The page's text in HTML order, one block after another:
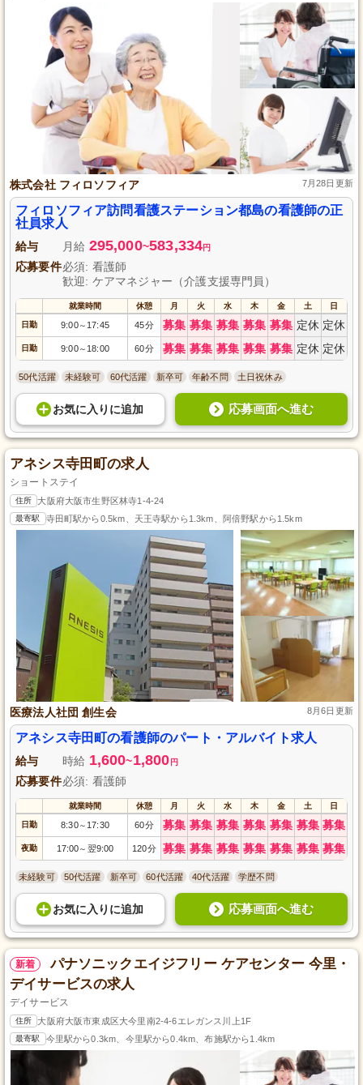
株式会社 フィロソフィア 7月28日更新
フィロソフィア訪問看護ステーション都島の看護師の正
社員求人
給与 月給 295,000~583,334円
応募要件必須: 看護師
歓迎: ケアマネジャー（介護支援専門員）
就業時間 休憩 月 火 水 木 金 土 日
日勤 9:00～ 17:45 45分 募集 募集 募集 募集 募集 定休 定休
日勤 9:00～ 18:00 60分 募集 募集 募集 募集 募集 定休 定休
50代活躍 未経験可 60代活躍 新卒可 年齢不問 土日祝休み
お気に入り に追加 応募画面へ進む
アネシス寺田町の求人
ショートステイ
住所 大阪府大阪市生野区林寺1-4-24
最寄駅 寺田町駅から0.5km、天王寺駅から1.3km、阿倍野駅から1.5km
医療法人社団 創生会 8月6日更新
アネシス寺田町の看護師のパート・アルバイト求人
給与 時給 1,600~1,800 円
応募要件必須: 看護師
就業時間 休憩 月 火 水 木 金 土 日
日勤 8:30～ 17:30 60分 募集 募集 募集 募集 募集 募集 募集
夜勤 17:00～ 翌9:00 120分 募集 募集 募集 募集 募集 募集 募集
未経験可 50代活躍 新卒可 60代活躍 40代活躍 学歴不問
お気に入り に追加 応募画面へ進む
新着
パナソニックエイジフリー ケアセンター 今里・
デイサービスの求人
デイサービス
住所 大阪府大阪市東成区大今里南2-4-6エレガンス川上1F
最寄駅 今里駅から0.3km、今里駅から0.4km、布施駅から1.4km